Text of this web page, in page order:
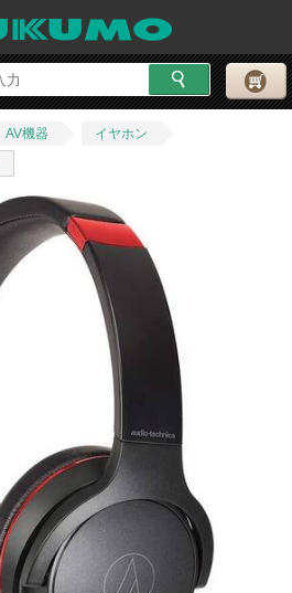
AV機器
イヤホン